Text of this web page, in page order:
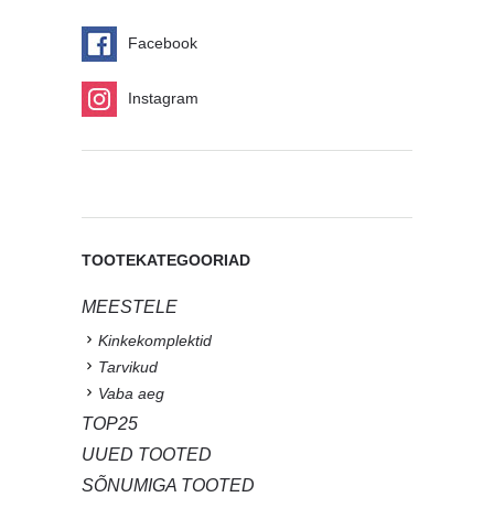
Facebook
Instagram
TOOTEKATEGOORIAD
MEESTELE
Kinkekomplektid
Tarvikud
Vaba aeg
TOP25
UUED TOOTED
SÕNUMIGA TOOTED